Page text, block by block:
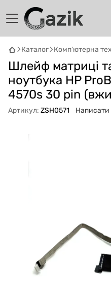
Каталог Комп'ютерна
Шлейф матриці
ноутбука HP
4570s 30 pin
Артикул: ZSH0571 Написати
Онлайн · пошук техніки
Привіт! 👋 Я Gazik
Що шукаєш?